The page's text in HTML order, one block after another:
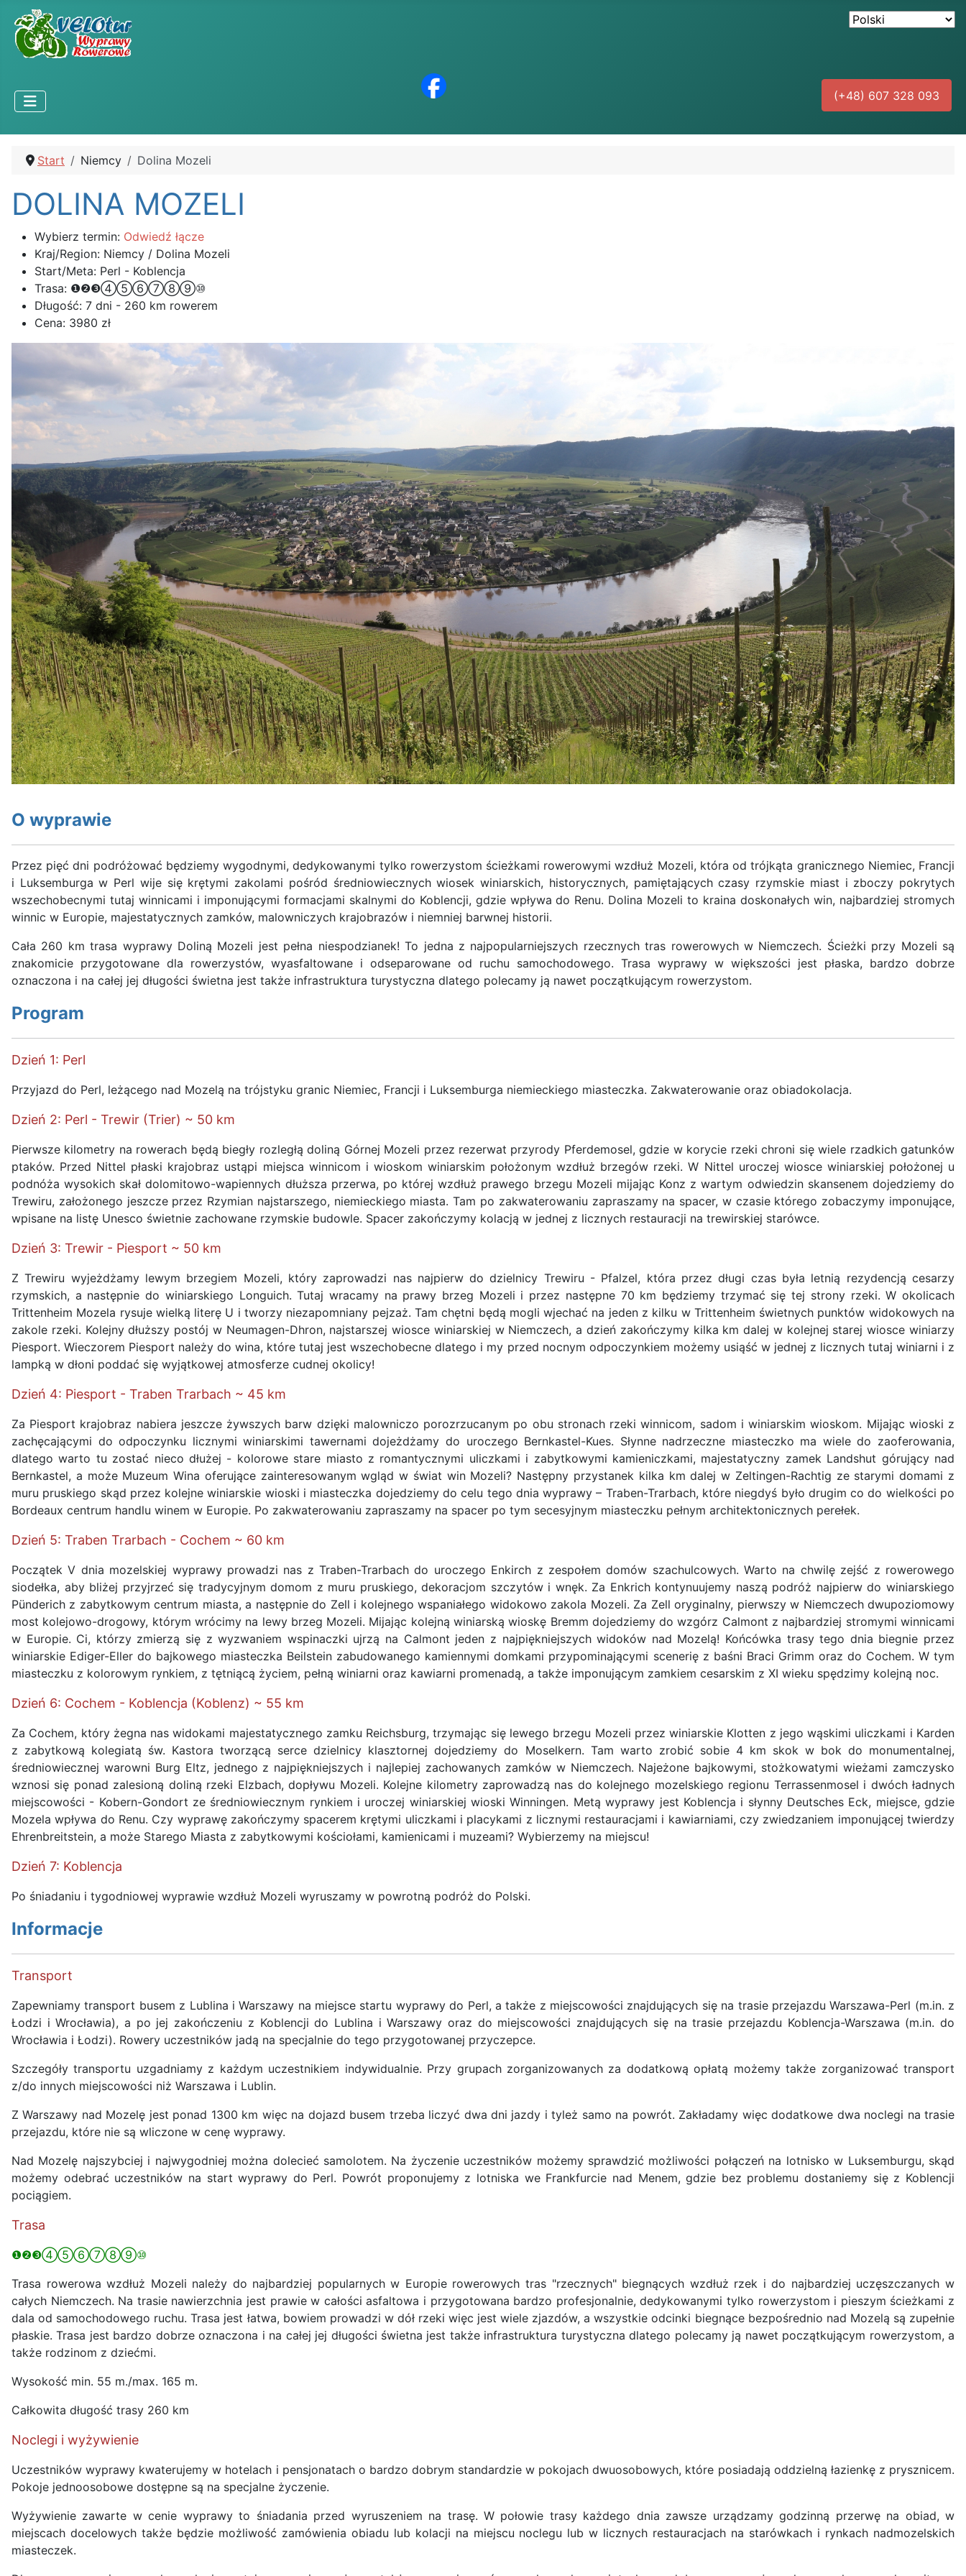
(+48) 607 328 093
Start Niemcy Dolina Mozeli
DOLINA MOZELI
Wybierz termin: Odwiedź łącze
Kraj/Region: Niemcy / Dolina Mozeli
Start/Meta: Perl - Koblencja
Trasa: ❶❷❸④⑤⑥⑦⑧⑨⑩
Długość: 7 dni - 260 km rowerem
Cena: 3980 zł
O wyprawie
Przez pięć dni podróżować będziemy wygodnymi, dedykowanymi tylko rowerzystom ścieżkami rowerowymi wzdłuż Mozeli, która od trójkąta granicznego Niemiec, Francji
i Luksemburga w Perl wije się krętymi zakolami pośród średniowiecznych wiosek winiarskich, historycznych, pamiętających czasy rzymskie miast i zboczy pokrytych
wszechobecnymi tutaj winnicami i imponującymi formacjami skalnymi do Koblencji, gdzie wpływa do Renu. Dolina Mozeli to kraina doskonałych win, najbardziej stromych
winnic w Europie, majestatycznych zamków, malowniczych krajobrazów i niemniej barwnej historii.
Cała 260 km trasa wyprawy Doliną Mozeli jest pełna niespodzianek! To jedna z najpopularniejszych rzecznych tras rowerowych w Niemczech. Ścieżki przy Mozeli są
znakomicie przygotowane dla rowerzystów, wyasfaltowane i odseparowane od ruchu samochodowego. Trasa wyprawy w większości jest płaska, bardzo dobrze
oznaczona i na całej jej długości świetna jest także infrastruktura turystyczna dlatego polecamy ją nawet początkującym rowerzystom.
Program
Dzień 1: Perl
Przyjazd do Perl, leżącego nad Mozelą na trójstyku granic Niemiec, Francji i Luksemburga niemieckiego miasteczka. Zakwaterowanie oraz obiadokolacja.
Dzień 2: Perl - Trewir (Trier) ~ 50 km
Pierwsze kilometry na rowerach będą biegły rozległą doliną Górnej Mozeli przez rezerwat przyrody Pferdemosel, gdzie w korycie rzeki chroni się wiele rzadkich gatunków
ptaków. Przed Nittel płaski krajobraz ustąpi miejsca winnicom i wioskom winiarskim położonym wzdłuż brzegów rzeki. W Nittel uroczej wiosce winiarskiej położonej u
podnóża wysokich skał dolomitowo-wapiennych dłuższa przerwa, po której wzdłuż prawego brzegu Mozeli mijając Konz z wartym odwiedzin skansenem dojedziemy do
Trewiru, założonego jeszcze przez Rzymian najstarszego, niemieckiego miasta. Tam po zakwaterowaniu zapraszamy na spacer, w czasie którego zobaczymy imponujące,
wpisane na listę Unesco świetnie zachowane rzymskie budowle. Spacer zakończymy kolacją w jednej z licznych restauracji na trewirskiej starówce.
Dzień 3: Trewir - Piesport ~ 50 km
Z Trewiru wyjeżdżamy lewym brzegiem Mozeli, który zaprowadzi nas najpierw do dzielnicy Trewiru - Pfalzel, która przez długi czas była letnią rezydencją cesarzy
rzymskich, a następnie do winiarskiego Longuich. Tutaj wracamy na prawy brzeg Mozeli i przez następne 70 km będziemy trzymać się tej strony rzeki. W okolicach
Trittenheim Mozela rysuje wielką literę U i tworzy niezapomniany pejzaż. Tam chętni będą mogli wjechać na jeden z kilku w Trittenheim świetnych punktów widokowych na
zakole rzeki. Kolejny dłuższy postój w Neumagen-Dhron, najstarszej wiosce winiarskiej w Niemczech, a dzień zakończymy kilka km dalej w kolejnej starej wiosce winiarzy
Piesport. Wieczorem Piesport należy do wina, które tutaj jest wszechobecne dlatego i my przed nocnym odpoczynkiem możemy usiąść w jednej z licznych tutaj winiarni i z
lampką w dłoni poddać się wyjątkowej atmosferze cudnej okolicy!
Dzień 4: Piesport - Traben Trarbach ~ 45 km
Za Piesport krajobraz nabiera jeszcze żywszych barw dzięki malowniczo porozrzucanym po obu stronach rzeki winnicom, sadom i winiarskim wioskom. Mijając wioski z
zachęcającymi do odpoczynku licznymi winiarskimi tawernami dojeżdżamy do uroczego Bernkastel-Kues. Słynne nadrzeczne miasteczko ma wiele do zaoferowania,
dlatego warto tu zostać nieco dłużej - kolorowe stare miasto z romantycznymi uliczkami i zabytkowymi kamieniczkami, majestatyczny zamek Landshut górujący nad
Bernkastel, a może Muzeum Wina oferujące zainteresowanym wgląd w świat win Mozeli? Następny przystanek kilka km dalej w Zeltingen-Rachtig ze starymi domami z
muru pruskiego skąd przez kolejne winiarskie wioski i miasteczka dojedziemy do celu tego dnia wyprawy – Traben-Trarbach, które niegdyś było drugim co do wielkości po
Bordeaux centrum handlu winem w Europie. Po zakwaterowaniu zapraszamy na spacer po tym secesyjnym miasteczku pełnym architektonicznych perełek.
Dzień 5: Traben Trarbach - Cochem ~ 60 km
Początek V dnia mozelskiej wyprawy prowadzi nas z Traben-Trarbach do uroczego Enkirch z zespołem domów szachulcowych. Warto na chwilę zejść z rowerowego
siodełka, aby bliżej przyjrzeć się tradycyjnym domom z muru pruskiego, dekoracjom szczytów i wnęk. Za Enkrich kontynuujemy naszą podróż najpierw do winiarskiego
Pünderich z zabytkowym centrum miasta, a następnie do Zell i kolejnego wspaniałego widokowo zakola Mozeli. Za Zell oryginalny, pierwszy w Niemczech dwupoziomowy
most kolejowo-drogowy, którym wrócimy na lewy brzeg Mozeli. Mijając kolejną winiarską wioskę Bremm dojedziemy do wzgórz Calmont z najbardziej stromymi winnicami
w Europie. Ci, którzy zmierzą się z wyzwaniem wspinaczki ujrzą na Calmont jeden z najpiękniejszych widoków nad Mozelą! Końcówka trasy tego dnia biegnie przez
winiarskie Ediger-Eller do bajkowego miasteczka Beilstein zabudowanego kamiennymi domkami przypominającymi scenerię z baśni Braci Grimm oraz do Cochem. W tym
miasteczku z kolorowym rynkiem, z tętniącą życiem, pełną winiarni oraz kawiarni promenadą, a także imponującym zamkiem cesarskim z XI wieku spędzimy kolejną noc.
Dzień 6: Cochem - Koblencja (Koblenz) ~ 55 km
Za Cochem, który żegna nas widokami majestatycznego zamku Reichsburg, trzymając się lewego brzegu Mozeli przez winiarskie Klotten z jego wąskimi uliczkami i Karden
z zabytkową kolegiatą św. Kastora tworzącą serce dzielnicy klasztornej dojedziemy do Moselkern. Tam warto zrobić sobie 4 km skok w bok do monumentalnej,
średniowiecznej warowni Burg Eltz, jednego z najpiękniejszych i najlepiej zachowanych zamków w Niemczech. Najeżone bajkowymi, stożkowatymi wieżami zamczysko
wznosi się ponad zalesioną doliną rzeki Elzbach, dopływu Mozeli. Kolejne kilometry zaprowadzą nas do kolejnego mozelskiego regionu Terrassenmosel i dwóch ładnych
miejscowości - Kobern-Gondort ze średniowiecznym rynkiem i uroczej winiarskiej wioski Winningen. Metą wyprawy jest Koblencja i słynny Deutsches Eck, miejsce, gdzie
Mozela wpływa do Renu. Czy wyprawę zakończymy spacerem krętymi uliczkami i placykami z licznymi restauracjami i kawiarniami, czy zwiedzaniem imponującej twierdzy
Ehrenbreitstein, a może Starego Miasta z zabytkowymi kościołami, kamienicami i muzeami? Wybierzemy na miejscu!
Dzień 7: Koblencja
Po śniadaniu i tygodniowej wyprawie wzdłuż Mozeli wyruszamy w powrotną podróż do Polski.
Informacje
Transport
Zapewniamy transport busem z Lublina i Warszawy na miejsce startu wyprawy do Perl, a także z miejscowości znajdujących się na trasie przejazdu Warszawa-Perl (m.in. z
Łodzi i Wrocławia), a po jej zakończeniu z Koblencji do Lublina i Warszawy oraz do miejscowości znajdujących się na trasie przejazdu Koblencja-Warszawa (m.in. do
Wrocławia i Łodzi). Rowery uczestników jadą na specjalnie do tego przygotowanej przyczepce.
Szczegóły transportu uzgadniamy z każdym uczestnikiem indywidualnie. Przy grupach zorganizowanych za dodatkową opłatą możemy także zorganizować transport
z/do innych miejscowości niż Warszawa i Lublin.
Z Warszawy nad Mozelę jest ponad 1300 km więc na dojazd busem trzeba liczyć dwa dni jazdy i tyleż samo na powrót. Zakładamy więc dodatkowe dwa noclegi na trasie
przejazdu, które nie są wliczone w cenę wyprawy.
Nad Mozelę najszybciej i najwygodniej można dolecieć samolotem. Na życzenie uczestników możemy sprawdzić możliwości połączeń na lotnisko w Luksemburgu, skąd
możemy odebrać uczestników na start wyprawy do Perl. Powrót proponujemy z lotniska we Frankfurcie nad Menem, gdzie bez problemu dostaniemy się z Koblencji
pociągiem.
Trasa
❶❷❸④⑤⑥⑦⑧⑨⑩
Trasa rowerowa wzdłuż Mozeli należy do najbardziej popularnych w Europie rowerowych tras "rzecznych" biegnących wzdłuż rzek i do najbardziej uczęszczanych w
całych Niemczech. Na trasie nawierzchnia jest prawie w całości asfaltowa i przygotowana bardzo profesjonalnie, dedykowanymi tylko rowerzystom i pieszym ścieżkami z
dala od samochodowego ruchu. Trasa jest łatwa, bowiem prowadzi w dół rzeki więc jest wiele zjazdów, a wszystkie odcinki biegnące bezpośrednio nad Mozelą są zupełnie
płaskie. Trasa jest bardzo dobrze oznaczona i na całej jej długości świetna jest także infrastruktura turystyczna dlatego polecamy ją nawet początkującym rowerzystom, a
także rodzinom z dziećmi.
Wysokość min. 55 m./max. 165 m.
Całkowita długość trasy 260 km
Noclegi i wyżywienie
Uczestników wyprawy kwaterujemy w hotelach i pensjonatach o bardzo dobrym standardzie w pokojach dwuosobowych, które posiadają oddzielną łazienkę z prysznicem.
Pokoje jednoosobowe dostępne są na specjalne życzenie.
Wyżywienie zawarte w cenie wyprawy to śniadania przed wyruszeniem na trasę. W połowie trasy każdego dnia zawsze urządzamy godzinną przerwę na obiad, w
miejscach docelowych także będzie możliwość zamówienia obiadu lub kolacji na miejscu noclegu lub w licznych restauracjach na starówkach i rynkach nadmozelskich
miasteczek.